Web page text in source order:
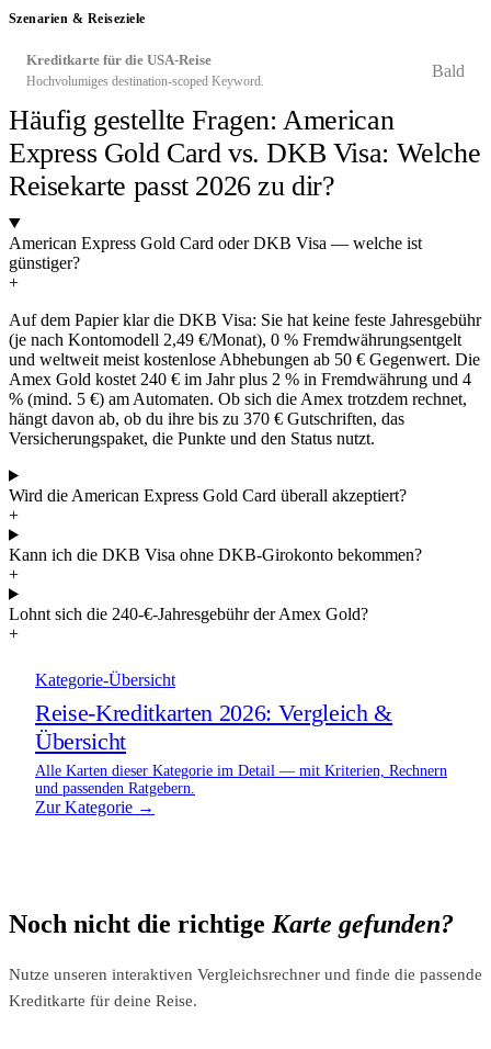
Szenarien & Reiseziele
Kreditkarte für die USA-Reise
Hochvolumiges destination-scoped Keyword.
Bald
Häufig gestellte Fragen: American
Express Gold Card vs. DKB Visa: Welche
Reisekarte passt 2026 zu dir?
American Express Gold Card oder DKB Visa — welche ist
günstiger?
+
Auf dem Papier klar die DKB Visa: Sie hat keine feste Jahresgebühr
(je nach Kontomodell 2,49 €/Monat), 0 % Fremdwährungsentgelt
und weltweit meist kostenlose Abhebungen ab 50 € Gegenwert. Die
Amex Gold kostet 240 € im Jahr plus 2 % in Fremdwährung und 4
% (mind. 5 €) am Automaten. Ob sich die Amex trotzdem rechnet,
hängt davon ab, ob du ihre bis zu 370 € Gutschriften, das
Versicherungspaket, die Punkte und den Status nutzt.
Wird die American Express Gold Card überall akzeptiert?
+
Kann ich die DKB Visa ohne DKB-Girokonto bekommen?
+
Lohnt sich die 240-€-Jahresgebühr der Amex Gold?
+
Kategorie-Übersicht
Reise-Kreditkarten 2026: Vergleich &
Übersicht
Alle Karten dieser Kategorie im Detail — mit Kriterien, Rechnern
und passenden Ratgebern.
Zur Kategorie →
Noch nicht die richtige Karte gefunden?
Nutze unseren interaktiven Vergleichsrechner und finde die passende
Kreditkarte für deine Reise.